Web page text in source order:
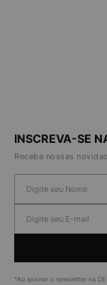
INSCREVA-SE
Receba nossas
*Ao assinar o newsletter na